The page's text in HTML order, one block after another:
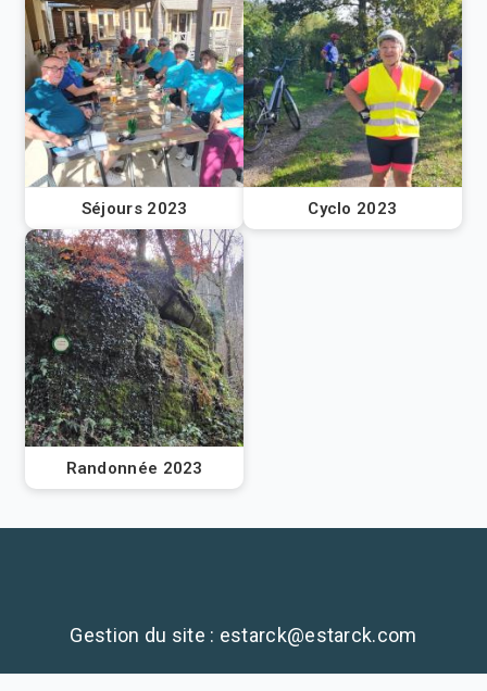
Séjours 2023 Cyclo 2023
Randonnée 2023
Gestion du site : estarck@estarck.com